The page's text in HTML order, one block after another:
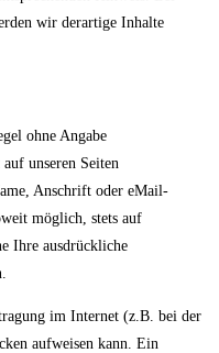
wir derartige Inhalte
ohne Angabe
unseren Seiten
Anschrift oder eMail-
möglich, stets auf
Ihre ausdrückliche
im Internet (z.B. bei der
aufweisen kann. Ein